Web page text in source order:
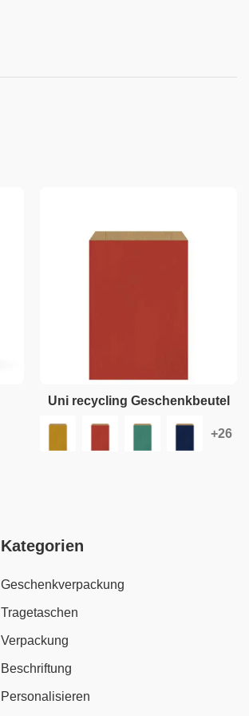
Uni recycling Geschenkbeutel
Kategorien
Geschenkverpackung
Tragetaschen
Verpackung
Beschriftung
Personalisieren